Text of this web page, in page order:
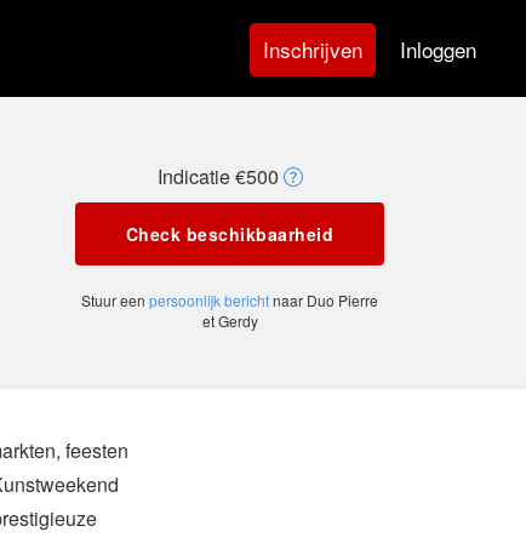
Inschrijven Inloggen
Indicatie €500
Check beschikbaarheid
Stuur een persoonlijk berichtnaar Duo Pierre
et Gerdy
feesten